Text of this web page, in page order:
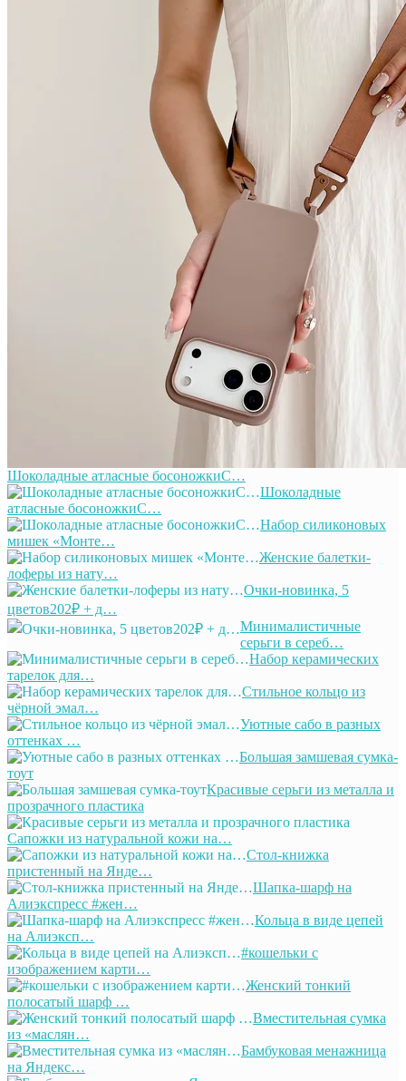
Шоколадные атласные босоножкиС…
Шоколадные
атласные босоножкиС…
Набор силиконовых
мишек «Монте…
Женские балетки-
лоферы из нату…
Очки-новинка, 5
цветов202₽ + д…
Минималистичные
серьги в сереб…
Набор керамических
тарелок для…
Стильное кольцо из
чёрной эмал…
Уютные сабо в разных
оттенках …
Большая замшевая сумка-
тоут
Красивые серьги из металла и
прозрачного пластика
Сапожки из натуральной кожи на…
Стол-книжка
пристенный на Янде…
Шапка-шарф на
Алиэкспресс #жен…
Кольца в виде цепей
на Алиэксп…
#кошельки с
изображением карти…
Женский тонкий
полосатый шарф …
Вместительная сумка
из «маслян…
Бамбуковая менажница
на Яндекс…